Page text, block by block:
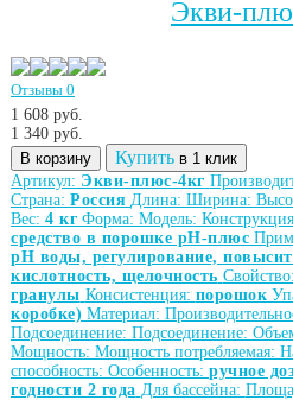
Экви-
Отзывы 0
1 608 руб.
1 340 руб.
В корзину
Купить в 1 клик
Артикул: Экви-плюс-4кг
Страна: Россия Длина: Ширина:
Вес: 4 кг Форма: Модель:
средство в порошке рН-плюс
рН воды, регулирование,
кислотность, щелочность Свойство:
гранулы Консистенция: порошок
коробке) Материал:
Подсоединение: Подсоединение:
Мощность: Мощность потребляемая:
способность: Особенность: ручное
годности 2 года Для бассейна: